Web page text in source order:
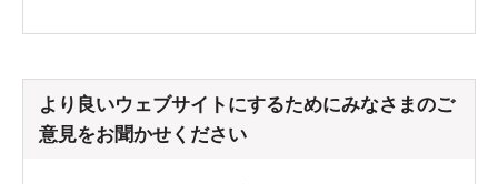
より良いウェブサイトにするためにみなさまのご
意見をお聞かせください